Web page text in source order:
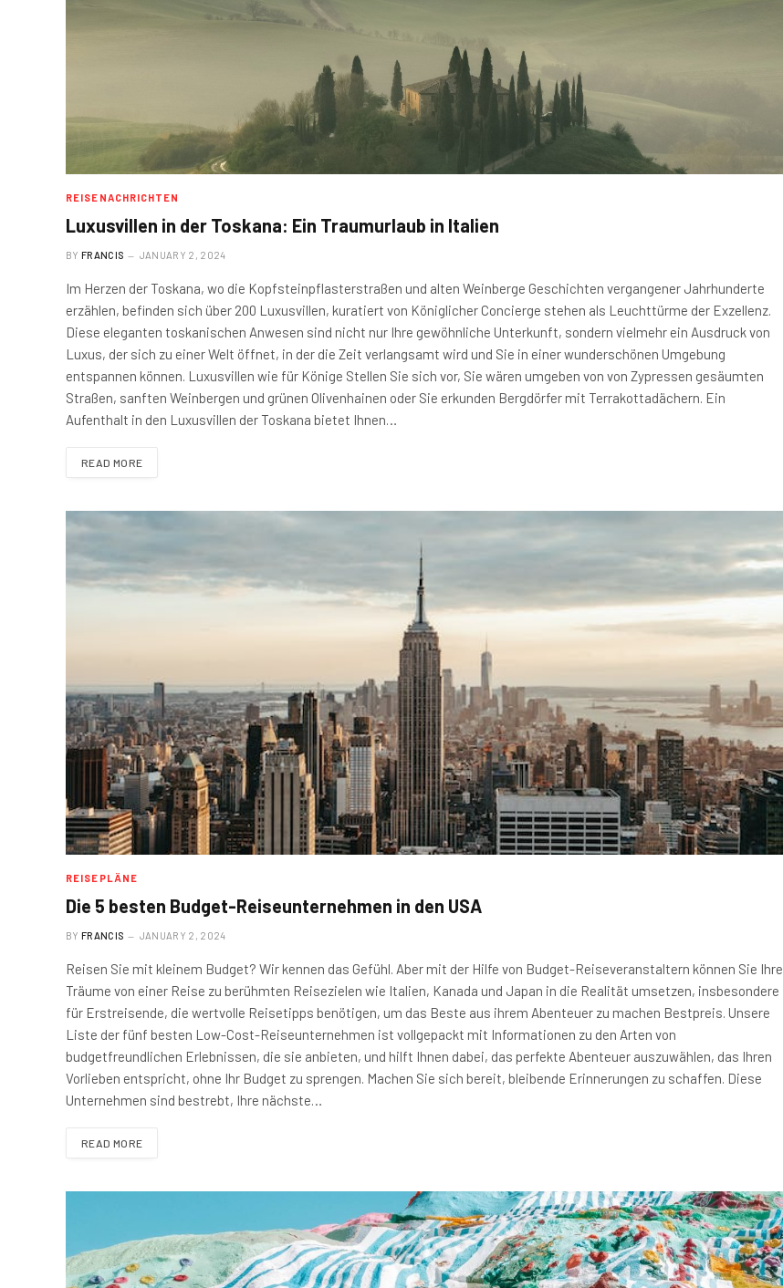
REISENACHRICHTEN
Luxusvillen in der Toskana: Ein Traumurlaub in Italien
BY FRANCIS JANUARY 2, 2024
Im Herzen der Toskana, wo die Kopfsteinpflasterstraßen und alten Weinberge Geschichten vergangener Jahrhunderte
erzählen, befinden sich über 200 Luxusvillen, kuratiert von Königlicher Concierge stehen als Leuchttürme der Exzellenz.
Diese eleganten toskanischen Anwesen sind nicht nur Ihre gewöhnliche Unterkunft, sondern vielmehr ein Ausdruck von
Luxus, der sich zu einer Welt öffnet, in der die Zeit verlangsamt wird und Sie in einer wunderschönen Umgebung
entspannen können. Luxusvillen wie für Könige Stellen Sie sich vor, Sie wären umgeben von von Zypressen gesäumten
Straßen, sanften Weinbergen und grünen Olivenhainen oder Sie erkunden Bergdörfer mit Terrakottadächern. Ein
Aufenthalt in den Luxusvillen der Toskana bietet Ihnen…
READ MORE
REISEPLÄNE
Die 5 besten Budget-Reiseunternehmen in den USA
BY FRANCIS JANUARY 2, 2024
Reisen Sie mit kleinem Budget? Wir kennen das Gefühl. Aber mit der Hilfe von Budget-Reiseveranstaltern können Sie Ihre
Träume von einer Reise zu berühmten Reisezielen wie Italien, Kanada und Japan in die Realität umsetzen, insbesondere
für Erstreisende, die wertvolle Reisetipps benötigen, um das Beste aus ihrem Abenteuer zu machen Bestpreis. Unsere
Liste der fünf besten Low-Cost-Reiseunternehmen ist vollgepackt mit Informationen zu den Arten von
budgetfreundlichen Erlebnissen, die sie anbieten, und hilft Ihnen dabei, das perfekte Abenteuer auszuwählen, das Ihren
Vorlieben entspricht, ohne Ihr Budget zu sprengen. Machen Sie sich bereit, bleibende Erinnerungen zu schaffen. Diese
Unternehmen sind bestrebt, Ihre nächste…
READ MORE